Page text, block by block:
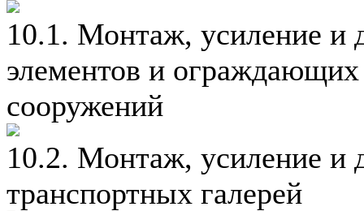
10.1. Монтаж, усиление и
элементов и
сооружений
10.2. Монтаж, усиление и
транспортных галерей